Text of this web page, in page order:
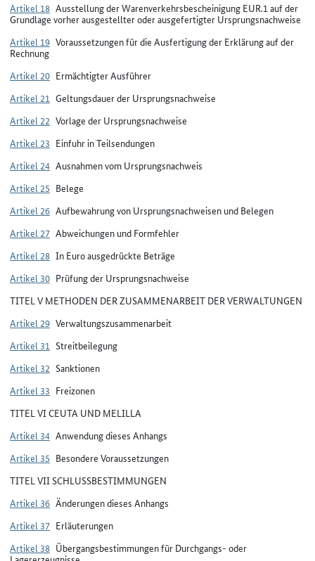
Artikel 18 Ausstellung der Warenverkehrsbescheinigung EUR.1 auf der
Grundlage vorher ausgestellter oder ausgefertigter Ursprungsnachweise
Artikel 19 Voraussetzungen für die Ausfertigung der Erklärung auf der
Rechnung
Artikel 20 Ermächtigter Ausführer
Artikel 21 Geltungsdauer der Ursprungsnachweise
Artikel 22 Vorlage der Ursprungsnachweise
Artikel 23 Einfuhr in Teilsendungen
Artikel 24 Ausnahmen vom Ursprungsnachweis
Artikel 25 Belege
Artikel 26 Aufbewahrung von Ursprungsnachweisen und Belegen
Artikel 27 Abweichungen und Formfehler
Artikel 28 In Euro ausgedrückte Beträge
Artikel 30 Prüfung der Ursprungsnachweise
TITEL V METHODEN DER ZUSAMMENARBEIT DER VERWALTUNGEN
Artikel 29 Verwaltungszusammenarbeit
Artikel 31 Streitbeilegung
Artikel 32 Sanktionen
Artikel 33 Freizonen
TITEL VI CEUTA UND MELILLA
Artikel 34 Anwendung dieses Anhangs
Artikel 35 Besondere Voraussetzungen
TITEL VII SCHLUSSBESTIMMUNGEN
Artikel 36 Änderungen dieses Anhangs
Artikel 37 Erläuterungen
Artikel 38 Übergangsbestimmungen für Durchgangs- oder